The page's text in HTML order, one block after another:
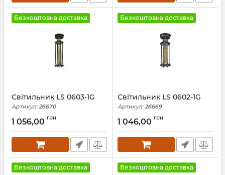
Безкоштовна доставка
Світильник LS 0603-1G
Артикул:26670
1 056,00 грн
Безкоштовна доставка
Світильник LS 0602-1G
Артикул:26669
1 046,00 грн
Безкоштовна доставка Безкоштовна доставка